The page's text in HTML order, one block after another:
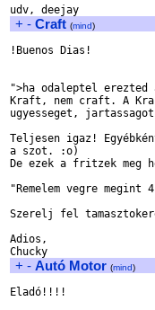
+ - Craft (mind)
!Buenos Dias!
">ha odaleptel
Kraft, nem craft. A
ugyesseget,
Teljesen igaz!
a szot. :o)
De ezek a fritzek meg
"Remelem vegre
Szerelj fel
Adios,
+ - Autó Motor (mind)
Eladó!!!!